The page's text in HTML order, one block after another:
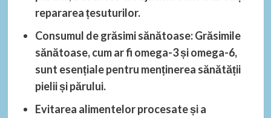
repararea țesuturilor.
Consumul de grăsimi sănătoase: Grăsimile
sănătoase, cum ar fi omega-3 și omega-6,
sunt esențiale pentru menținerea sănătății
pielii și părului.
Evitarea alimentelor procesate și a